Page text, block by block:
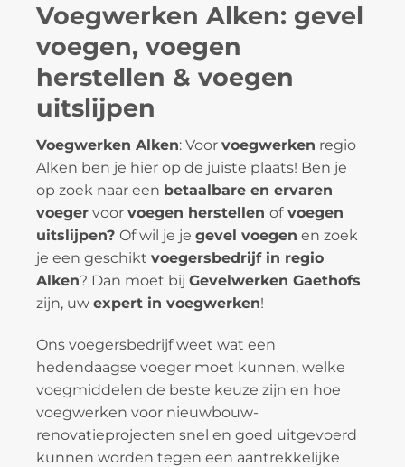
Voegwerken Alken: gevel
voegen, voegen
herstellen & voegen
uitslijpen
Voegwerken Alken: Voor voegwerken regio
Alken ben je hier op de juiste plaats! Ben je
op zoek naar een betaalbare en ervaren
voeger voor voegen herstellen ofvoegen
uitslijpen? Of wil je je gevel voegen en zoek
je een geschikt voegersbedrijf in regio
Alken? Dan moet bij Gevelwerken Gaethofs
zijn, uw expert in voegwerken!
Ons voegersbedrijf weet wat een
hedendaagse voeger moet kunnen, welke
voegmiddelen de beste keuze zijn en hoe
voegwerken voor nieuwbouw-
renovatieprojecten snel en goed uitgevoerd
kunnen worden tegen een aantrekkelijke